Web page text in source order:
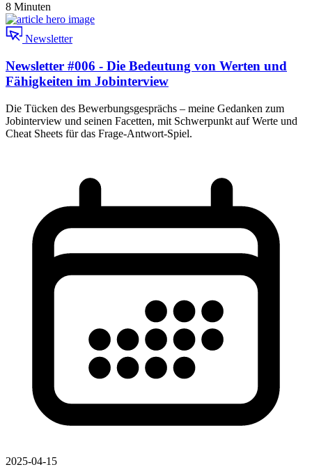
8 Minuten
Newsletter
Newsletter #006 - Die Bedeutung von Werten und
Fähigkeiten im Jobinterview
Die Tücken des Bewerbungsgesprächs – meine Gedanken zum
Jobinterview und seinen Facetten, mit Schwerpunkt auf Werte und
Cheat Sheets für das Frage-Antwort-Spiel.
2025-04-15